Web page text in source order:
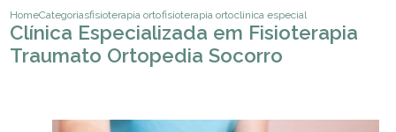
HomeCategoriasfisioterapia ortopedicafisioterapia ortopedica hospitalar
clinica especializada em
Clínica Especializada em Fisioterapia
Traumato Ortopedia Socorro